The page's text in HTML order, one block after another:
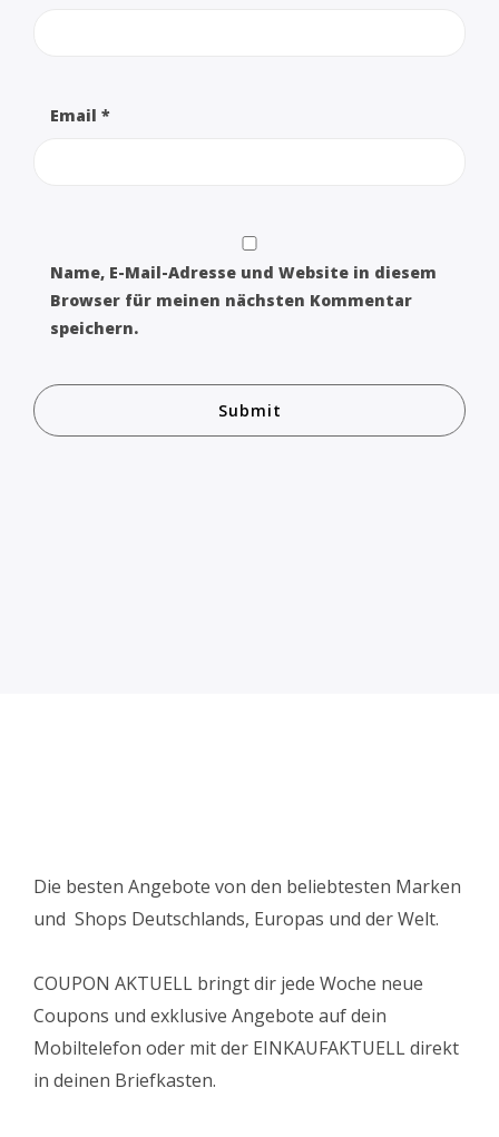
Email *
Name, E-Mail-Adresse und Website in diesem
Browser für meinen nächsten Kommentar
speichern.
Die besten Angebote von den beliebtesten Marken
und Shops Deutschlands, Europas und der Welt.
COUPON AKTUELL bringt dir jede Woche neue
Coupons und exklusive Angebote auf dein
Mobiltelefon oder mit der EINKAUFAKTUELL direkt
in deinen Briefkasten.